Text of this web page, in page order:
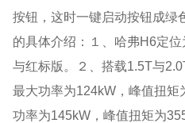
按钮，这时一键启动按钮成绿
的具体介绍：１、哈弗H6定
与红标版。２、搭载1.5T与
最大功率为124kW，峰值扭
功率为145kW，峰值扭矩为